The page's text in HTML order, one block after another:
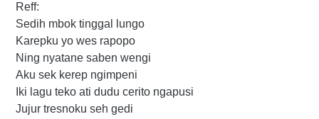
Reff:
Sedih mbok tinggal lungo
Karepku yo wes rapopo
Ning nyatane saben wengi
Aku sek kerep ngimpeni
Iki lagu teko ati dudu cerito ngapusi
Jujur tresnoku seh gedi